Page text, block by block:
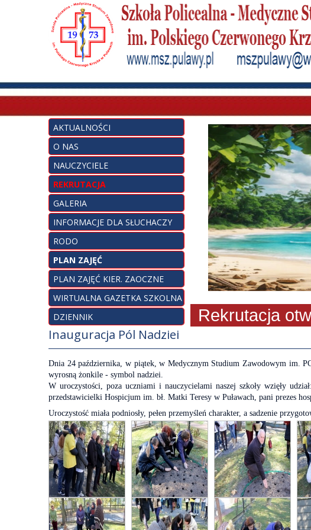
AKTUALNOŚCI
O NAS
NAUCZYCIELE
REKRUTACJA
GALERIA
INFORMACJE DLA SŁUCHACZY
RODO
PLAN ZAJĘĆ
PLAN ZAJĘĆ KIER. ZAOCZNE
WIRTUALNA GAZETKA SZKOLNA
DZIENNIK
Rekrutacja
Inauguracja Pól Nadziei
Dnia 24 października, w piątek, w Medycznym Studium Zawodowym im.
wyrosną żonkile - symbol nadziei.
W uroczystości, poza uczniami i nauczycielami naszej szkoły wzięły
przedstawicielki Hospicjum im. bł. Matki Teresy w Puławach, pani prezes
Uroczystość miała podniosły, pełen przemyśleń charakter, a sadzenie